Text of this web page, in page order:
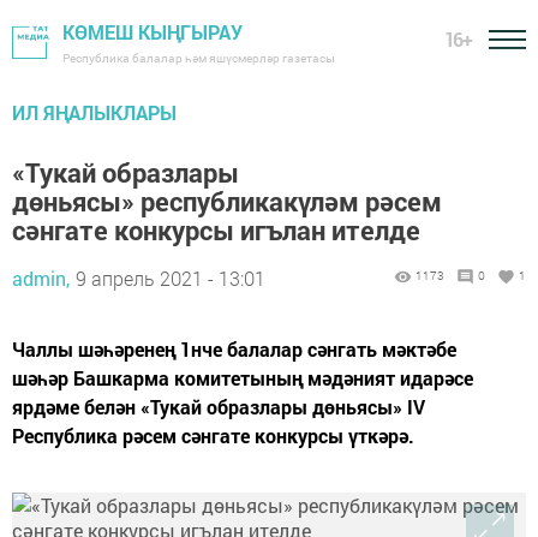
КӨМЕШ КЫҢГЫРАУ
Республика балалар һәм яшүсмерләр газетасы
16+
ИЛ ЯҢАЛЫКЛАРЫ
«Тукай образлары
дөньясы» республикакүләм рәсем
сәнгате конкурсы игълан ителде
admin, 9 апрель 2021 - 13:01 1173 0 1
Чаллы шәһәренең 1нче балалар сәнгать мәктәбе
шәһәр Башкарма комитетының мәдәният идарәсе
ярдәме белән «Тукай образлары дөньясы» IV
Республика рәсем сәнгате конкурсы үткәрә.